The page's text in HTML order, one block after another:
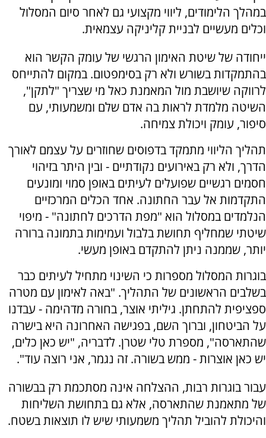
במהלך הלימודים, ליווי מקצועי גם לאחר סיום המסלול
וכלים מעשיים לבניית קליניקה עצמאית.
ייחודה של שיטת האימון הרגשי של עומק הקשר הוא
בהתמקדות בשורש ולא רק בסימפטום. במקום להתייחס
לרווקה שיושבת מול המאמנת כאל מי שצריך "לתקן",
השיטה מלמדת לראות בה אדם שלם ומשמעותי, עם
סיפור, עומק ויכולת צמיחה.
תהליך הליווי מתמקד בדפוסים שחוזרים על עצמם לאורך
הדרך, ולא רק באירועים נקודתיים - ובין היתר בזיהוי
חסמים רגשיים שפועלים לעיתים באופן סמוי ומונעים
התקדמות אל עבר החתונה. אחד הכלים המרכזיים
הנלמדים במסלול הוא "מפת הדרכים לחתונה" - מיפוי
שיטתי שמחליף תחושת בלבול ועמימות בתמונה ברורה
יותר, שממנה ניתן להתקדם באופן מעשי.
בוגרות המסלול מספרות כי השינוי מתחיל לעיתים כבר
בשלבים הראשונים של התהליך. "באה לאימון עם מטרה
ספציפית להתחתן. גיליתי אוצר, בחורה מדהימה - עבדנו
על הביטחון, וברוך השם, בפגישה האחרונה היא בישרה
שהתארסה", מספרת טלי שטרן. לדבריה, "יש כאן כלים,
יש כאן אוצרות - ממש בשורה. זה נגמר, אני רוצה עוד".
עבור בוגרות רבות, ההצלחה אינה מסתכמת רק בבשורה
של מתאמנת שהתארסה, אלא גם בתחושת השליחות
והיכולת להוביל תהליך משמעותי שיש לו תוצאות בשטח.